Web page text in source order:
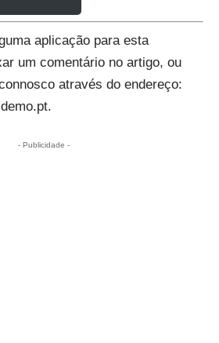
aplicação para esta
um comentário no artigo, ou
através do endereço:
.
- Publicidade -